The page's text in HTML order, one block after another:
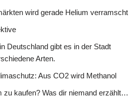
wird gerade Helium verramscht
Deutschland gibt es in der Stadt
Arten.
Aus CO2 wird Methanol
zu kaufen? Was dir niemand erzählt…